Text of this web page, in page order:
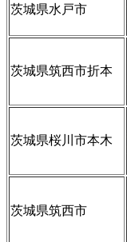
茨城県水戸市
茨城県筑西市折本
茨城県桜川市本木
茨城県筑西市